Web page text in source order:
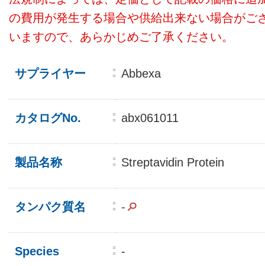
の費用が発生する場合や供給出来ない場合がご
いますので、あらかじめご了承ください。
サプライヤー Abbexa
カタログNo. abx061011
製品名称 Streptavidin Protein
タンパク質名 -
Species -